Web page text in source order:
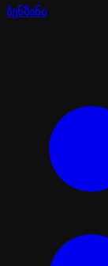
ბენზინი